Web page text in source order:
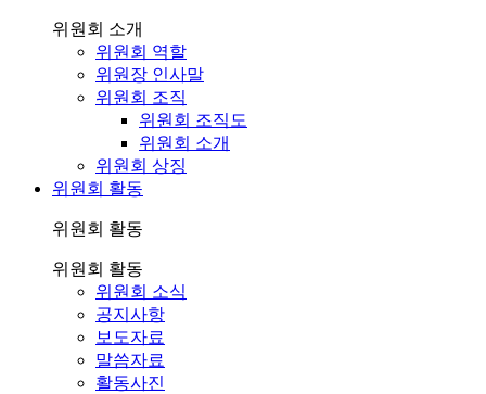
위원회 소개
위원회 역할
위원장 인사말
위원회 조직
위원회 조직도
위원회 소개
위원회 상징
위원회 활동
위원회 활동
위원회 활동
위원회 소식
공지사항
보도자료
말씀자료
활동사진